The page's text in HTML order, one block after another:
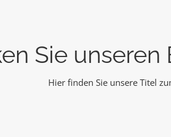
Sie
Hier finden Sie unsere Titel